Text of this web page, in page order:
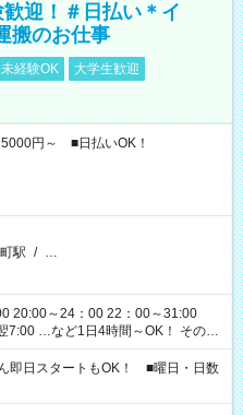
迎！＃日払い＊イ
搬のお仕事
経験OK
大学生歓迎
円～ ■日払いOK！
駅 / …
20:00～24：00 22：00～31:00
…など1日4時間～OK！ その他
軽にご相談ください！
即日スタートもOK！ ■曜日・日数